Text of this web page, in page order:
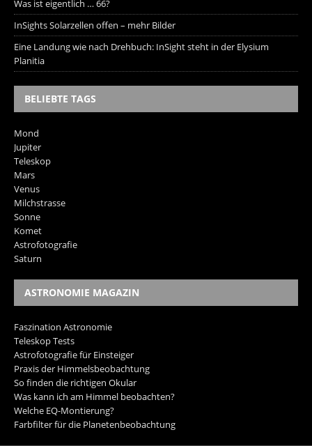
Was ist eigentlich … 66?
InSights Solarzellen offen – mehr Bilder
Eine Landung wie nach Drehbuch: InSight steht in der Elysium
Planitia
BELIEBTE TAGS
Mond
Jupiter
Teleskop
Mars
Venus
Milchstrasse
Sonne
Komet
Astrofotografie
Saturn
ASTRONOMIE MAGAZIN
Faszination Astronomie
Teleskop Tests
Astrofotografie für Einsteiger
Praxis der Himmelsbeobachtung
So finden die richtigen Okular
Was kann ich am Himmel beobachten?
Welche EQ-Montierung?
Farbfilter für die Planetenbeobachtung